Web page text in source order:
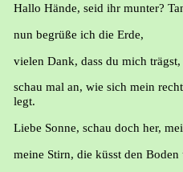
Hallo Hände, seid ihr munter?
nun begrüße ich die Erde,
vielen Dank, dass du mich trägst,
schau mal an, wie sich mein
legt.
Liebe Sonne, schau doch her,
meine Stirn, die küsst den